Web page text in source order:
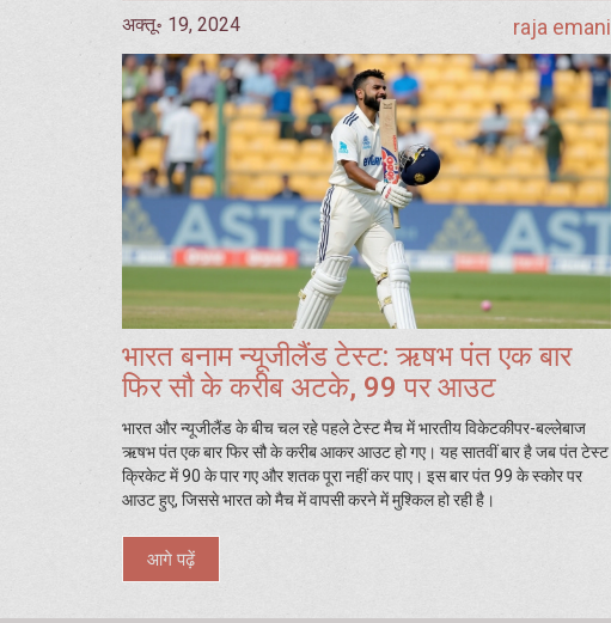
अक्तू॰ 19, 2024 raja emani
भारत बनाम न्यूजीलैंड टेस्ट: ऋषभ पंत एक बार
फिर सौ के करीब अटके, 99 पर आउट
भारत और न्यूजीलैंड के बीच चल रहे पहले टेस्ट मैच में भारतीय विकेटकीपर-बल्लेबाज
ऋषभ पंत एक बार फिर सौ के करीब आकर आउट हो गए। यह सातवीं बार है जब पंत टेस्ट
क्रिकेट में 90 के पार गए और शतक पूरा नहीं कर पाए। इस बार पंत 99 के स्कोर पर
आउट हुए, जिससे भारत को मैच में वापसी करने में मुश्किल हो रही है।
आगे पढ़ें